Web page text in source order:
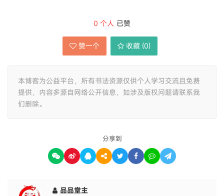
0 个人 已赞
赞一个 收藏 (0)
本博客为公益平台，所有书法资源仅供个人学习交流且免费
提供，内容多源自网络公开信息，如涉及版权问题请联系我
们删除。
分享到
品品堂主